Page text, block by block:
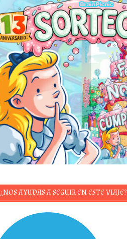
¿NOS AYUDAS A SEGUIR EN ESTE VIAJE?